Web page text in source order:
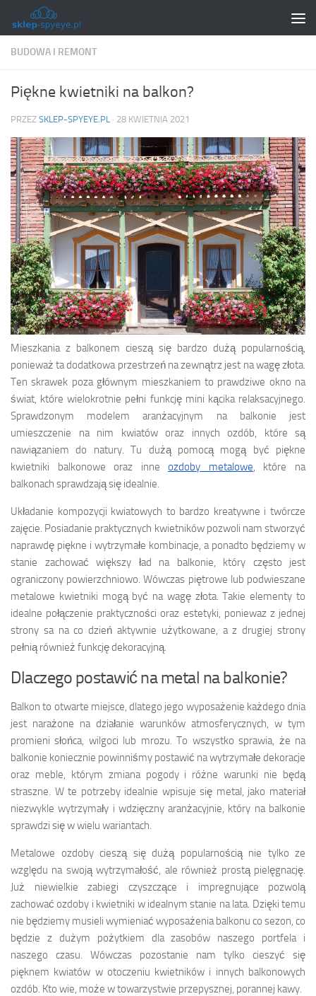
Skip to content
BUDOWA I REMONT
Piękne kwietniki na balkon?
PRZEZ SKLEP-SPYEYE.PL · 28 KWIETNIA 2021
Mieszkania z balkonem cieszą się bardzo dużą popularnością,
ponieważ ta dodatkowa przestrzeń na zewnątrz jest na wagę złota.
Ten skrawek poza głównym mieszkaniem to prawdziwe okno na
świat, które wielokrotnie pełni funkcję mini kącika relaksacyjnego.
Sprawdzonym modelem aranżacyjnym na balkonie jest
umieszczenie na nim kwiatów oraz innych ozdób, które są
nawiązaniem do natury. Tu dużą pomocą mogą być piękne
kwietniki balkonowe oraz inneozdoby metalowe, które na
balkonach sprawdzają się idealnie.
Układanie kompozycji kwiatowych to bardzo kreatywne i twórcze
zajęcie. Posiadanie praktycznych kwietników pozwoli nam stworzyć
naprawdę piękne i wytrzymałe kombinacje, a ponadto będziemy w
stanie zachować większy ład na balkonie, który często jest
ograniczony powierzchniowo. Wówczas piętrowe lub podwieszane
metalowe kwietniki mogą być na wagę złota. Takie elementy to
idealne połączenie praktyczności oraz estetyki, poniewaz z jednej
strony sa na co dzień aktywnie użytkowane, a z drugiej strony
pełnią również funkcję dekoracyjną.
Dlaczego postawić na metal na balkonie?
Balkon to otwarte miejsce, dlatego jego wyposażenie każdego dnia
jest narażone na działanie warunków atmosferycznych, w tym
promieni słońca, wilgoci lub mrozu. To wszystko sprawia, że na
balkonie koniecznie powinniśmy postawić na wytrzymałe dekoracje
oraz meble, którym zmiana pogody i różne warunki nie będą
straszne. W te potrzeby idealnie wpisuje się metal, jako materiał
niezwykle wytrzymały i wdzięczny aranżacyjnie, który na balkonie
sprawdzi się w wielu wariantach.
Metalowe ozdoby cieszą się dużą popularnością nie tylko ze
względu na swoją wytrzymałość, ale również prostą pielęgnację.
Już niewielkie zabiegi czyszczące i impregnujące pozwolą
zachować ozdoby i kwietniki w idealnym stanie na lata. Dzięki temu
nie będziemy musieli wymieniać wyposażenia balkonu co sezon, co
będzie z dużym pożytkiem dla zasobów naszego portfela i
naszego czasu. Wówczas pozostanie nam tylko cieszyć się
pięknem kwiatów w otoczeniu kwietników i innych balkonowych
ozdób. Kto wie, może w towarzystwie przepysznej, porannej kawy.